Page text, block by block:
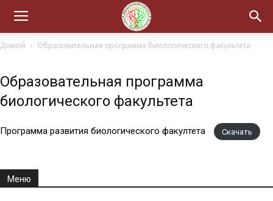
Домой Образовательная программа биологического факультета
Образовательная программа
биологического факультета
Программа развития биологического факултета Скачать
Меню